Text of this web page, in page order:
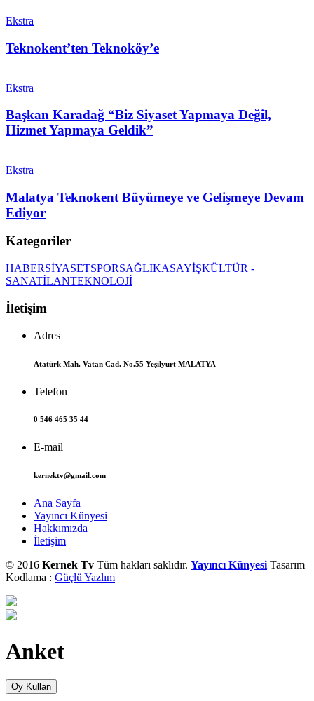
Ekstra
Teknokent’ten Teknoköy’e
Ekstra
Başkan Karadağ “Biz Siyaset Yapmaya Değil,
Hizmet Yapmaya Geldik”
Ekstra
Malatya Teknokent Büyümeye ve Gelişmeye Devam
Ediyor
Kategoriler
HABERSİYASETSPORSAĞLIKASAYİŞKÜLTÜR -
SANATİLANTEKNOLOJİ
İletişim
Adres
Atatürk Mah. Vatan Cad. No.55 Yeşilyurt MALATYA
Telefon
0 546 465 35 44
E-mail
kernektv@gmail.com
Ana Sayfa
Yayıncı Künyesi
Hakkımızda
İletişim
© 2016 Kernek Tv Tüm hakları saklıdır. Yayıncı Künyesi Tasarım
Kodlama : Güçlü Yazlım
Anket